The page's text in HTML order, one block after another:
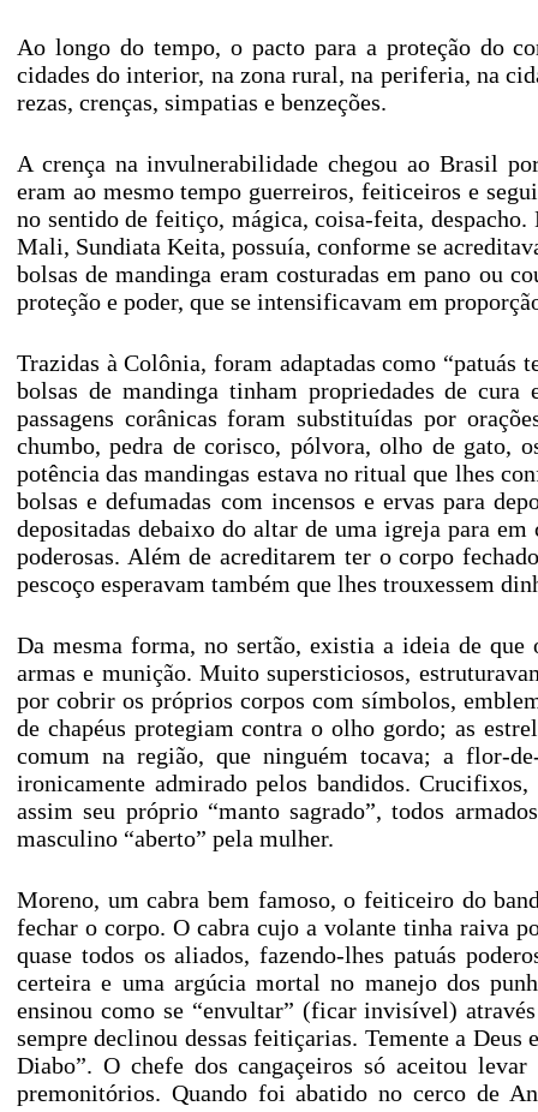
Ao longo do tempo, o pacto para a proteção do
cidades do interior, na zona rural, na periferia, na
rezas, crenças, simpatias e benzeções.
A crença na invulnerabilidade chegou ao Brasil
eram ao mesmo tempo guerreiros, feiticeiros e
no sentido de feitiço, mágica, coisa-feita,
Mali, Sundiata Keita, possuía, conforme se
bolsas de mandinga eram costuradas em pano ou
proteção e poder, que se intensificavam em
Trazidas à Colônia, foram adaptadas como “patuás
bolsas de mandinga tinham propriedades de
passagens corânicas foram substituídas por
chumbo, pedra de corisco, pólvora, olho de gato,
potência das mandingas estava no ritual que lhes
bolsas e defumadas com incensos e ervas para
depositadas debaixo do altar de uma igreja para
poderosas. Além de acreditarem ter o corpo
pescoço esperavam também que lhes trouxessem
Da mesma forma, no sertão, existia a ideia de
armas e munição. Muito supersticiosos,
por cobrir os próprios corpos com símbolos,
de chapéus protegiam contra o olho gordo; as
comum na região, que ninguém tocava; a flor-
ironicamente admirado pelos bandidos.
assim seu próprio “manto sagrado”, todos
masculino “aberto” pela mulher.
Moreno, um cabra bem famoso, o feiticeiro do
fechar o corpo. O cabra cujo a volante tinha raiva
quase todos os aliados, fazendo-lhes patuás
certeira e uma argúcia mortal no manejo dos
ensinou como se “envultar” (ficar invisível)
sempre declinou dessas feitiçarias. Temente a
Diabo”. O chefe dos cangaçeiros só aceitou
premonitórios. Quando foi abatido no cerco de